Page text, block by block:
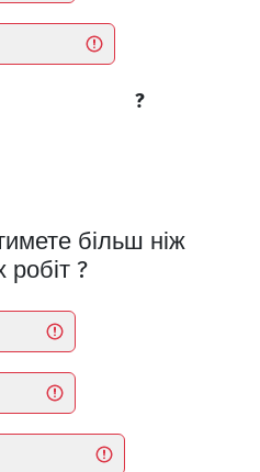
?
більш ніж
робіт ?